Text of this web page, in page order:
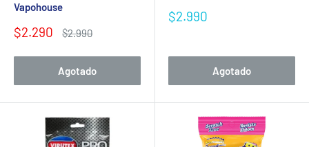
Vapohouse
Precio
venta
$2.290
Precio
$2.990
Agotado
Precio
$2.990
Agotado